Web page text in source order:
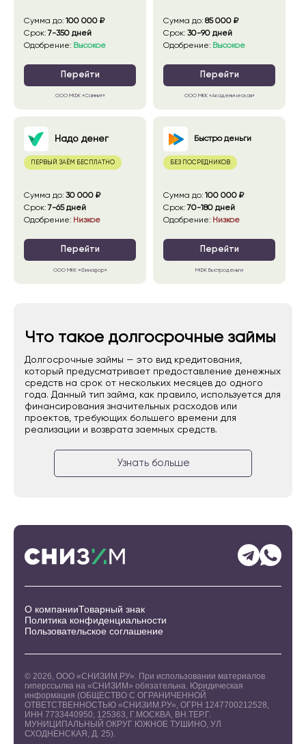
сумма до: 100 000 ₽
срок: 7-350 дней
Одобрение: Высокое
Перейти
ООО МФК «Саммит»
сумма до: 85 000 ₽
срок: 30-90 дней
Одобрение: Высокое
Перейти
ООО МКК «Академическая»
Надо денег
ПЕРВЫЙ ЗАЁМ БЕСПЛАТНО
сумма до: 30 000 ₽
срок: 7-65 дней
Одобрение: Низкое
Перейти
ООО МКК «Финафор»
Быстро деньги
БЕЗ ПОСРЕДНИКОВ
сумма до: 100 000 ₽
срок: 70-180 дней
Одобрение: Низкое
Перейти
МФК Быстроденьги
Что такое долгосрочные займы
Долгосрочные займы — это вид кредитования,
который предусматривает предоставление денежных
средств на срок от нескольких месяцев до одного
года. Данный тип займа, как правило, используется для
финансирования значительных расходов или
проектов, требующих большего времени для
реализации и возврата заемных средств.
Узнать больше
О компанииТоварный знак
Политика конфиденциальности
Пользовательское соглашение
© 2026, ООО «СНИЗИМ.РУ». При использовании материалов
гиперссылка на «СНИЗИМ» обязательна. Юридическая
информация (ОБЩЕСТВО С ОГРАНИЧЕННОЙ
ОТВЕТСТВЕННОСТЬЮ «СНИЗИМ.РУ», ОГРН 1247700212528,
ИНН 7733440950, 125363, Г.МОСКВА, ВН.ТЕР.Г.
МУНИЦИПАЛЬНЫЙ ОКРУГ ЮЖНОЕ ТУШИНО, УЛ
СХОДНЕНСКАЯ, Д. 25).